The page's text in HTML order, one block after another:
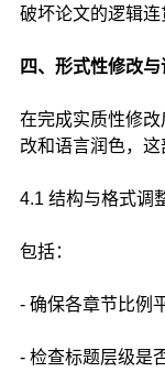
破坏论文的逻辑连
四、形式性修改与
在完成实质性修
改和语言润色，这
4.1 结构与格式调
包括：
- 确保各章节比例
- 检查标题层级是